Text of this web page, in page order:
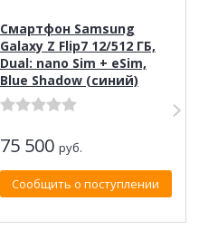
Смартфон Samsung
Galaxy Z Flip7 12/512 ГБ,
Dual: nano Sim + eSim,
Blue Shadow (синий)
75 500 руб.
Сообщить о поступлении